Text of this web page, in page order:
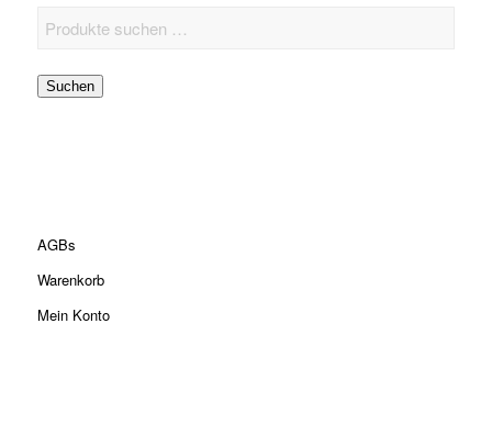
Suchen
AGBs
Warenkorb
Mein Konto